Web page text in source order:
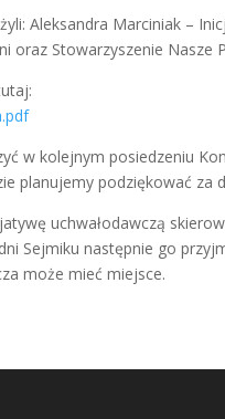
Aleksandra Marciniak –
oraz Stowarzyszenie Nasze
w kolejnym posiedzeniu
planujemy podziękować
uchwałodawczą
Sejmiku następnie go
może mieć miejsce.